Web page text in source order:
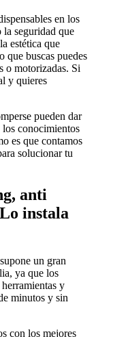
en los
la seguridad que
estética que
que buscas puedes
o motorizadas. Si
y quieres
pueden dar
los conocimientos
es que contamos
solucionar tu
anti
instala
un gran
ya que los
y
minutos y sin
con los mejores